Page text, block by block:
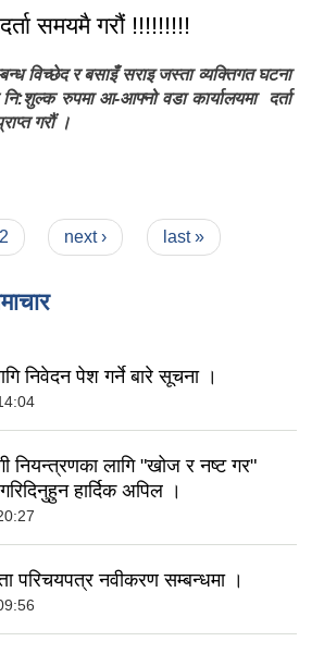
समयमै गरौं !!!!!!!!!
विच्छेद र बसाइँ सराइ जस्ता व्यक्तिगत घटना
रुपमा आ-आफ्नो वडा कार्यालयमा दर्ता
गरौं ।
2 next › last »
निवेदन पेश गर्ने बारे सूचना ।
नियन्त्रणका लागि "खोज र नष्ट गर"
हार्दिक अपिल ।
परिचयपत्र नवीकरण सम्बन्धमा ।